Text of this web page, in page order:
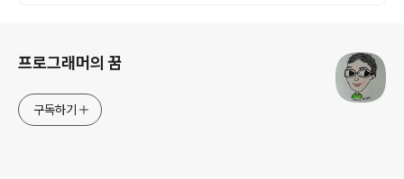
프로그래머의 꿈
구독하기